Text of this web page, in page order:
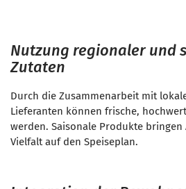
Nutzung regionaler und
Zutaten
Durch die Zusammenarbeit mit
Lieferanten können frische,
werden. Saisonale Produkte bringen
Vielfalt auf den Speiseplan.